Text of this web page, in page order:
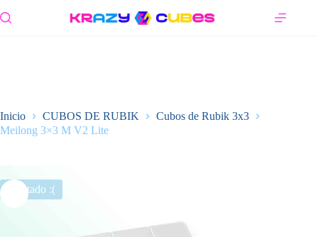
al
Inicio CUBOS DE RUBIK
Cubos de Rubik 3x3
Meilong 3×3 M V2 Lite
Agotado :(